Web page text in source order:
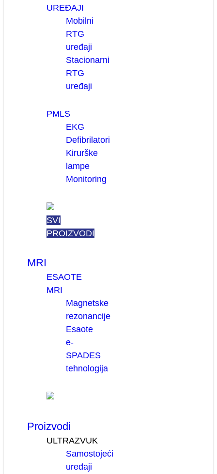
UREĐAJI
Mobilni
RTG
uređaji
Stacionarni
RTG
uređaji
PMLS
EKG
Defibrilatori
Kirurške
lampe
Monitoring
SVI
PROIZVODI
MRI
ESAOTE
MRI
Magnetske
rezonancije
Esaote
e-
SPADES
tehnologija
Proizvodi
ULTRAZVUK
Samostojeći
uređaji